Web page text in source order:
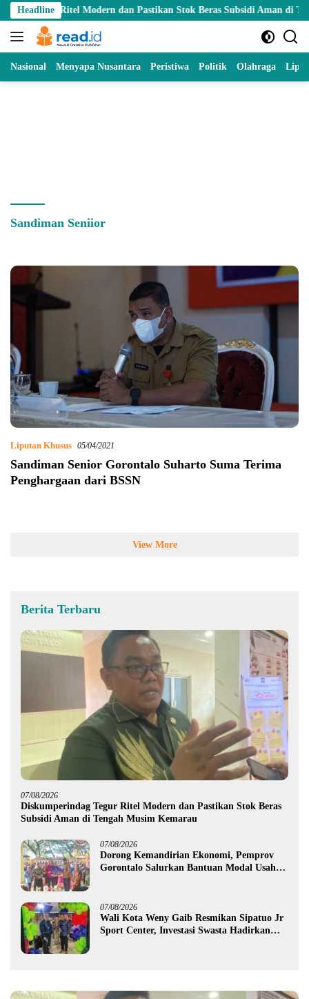
Skip
to
content
Headline
Ritel Modern dan Pastikan Stok Beras Subsidi Aman di Tengah
Nasional Menyapa Nusantara Peristiwa Politik Olahraga
Sandiman Seniior
Liputan Khusus 05/04/2021
Sandiman Senior Gorontalo Suharto Suma Terima
Penghargaan dari BSSN
View More
Berita Terbaru
07/08/2026
Diskumperindag Tegur Ritel Modern dan Pastikan Stok Beras
Subsidi Aman di Tengah Musim Kemarau
07/08/2026
Dorong Kemandirian Ekonomi, Pemprov
Gorontalo Salurkan Bantuan Modal Usaha
07/08/2026
Wali Kota Weny Gaib Resmikan Sipatuo Jr
Sport Center, Investasi Swasta Hadirkan